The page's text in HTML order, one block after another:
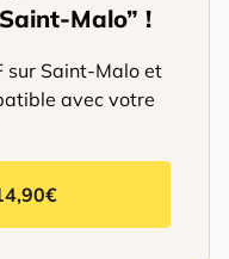
Malo” !
sur Saint-Malo et
avec votre